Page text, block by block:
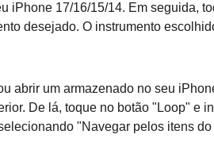
iPhone 17/16/15/14. Em seguida,
desejado. O instrumento
abrir um armazenado no seu
De lá, toque no botão "Loop" e
"Navegar pelos itens